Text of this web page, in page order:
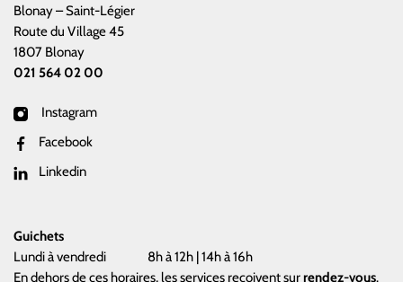
Blonay – Saint-Légier
Route du Village 45
1807 Blonay
021 564 02 00
Instagram
Facebook
Linkedin
Guichets
Lundi à vendredi
8h à 12h | 14h à 16h
En dehors de ces horaires, les services reçoivent surrendez-vous.